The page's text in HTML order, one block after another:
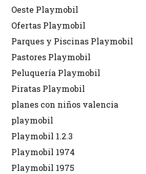
Oeste Playmobil
Ofertas Playmobil
Parques y Piscinas Playmobil
Pastores Playmobil
Peluquería Playmobil
Piratas Playmobil
planes con niños valencia
playmobil
Playmobil 1.2.3
Playmobil 1974
Playmobil 1975